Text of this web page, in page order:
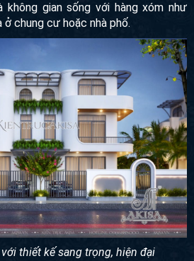
gian sống với hàng xóm như
ở chung cư hoặc nhà phố.
thiết kế sang trọng, hiện đại